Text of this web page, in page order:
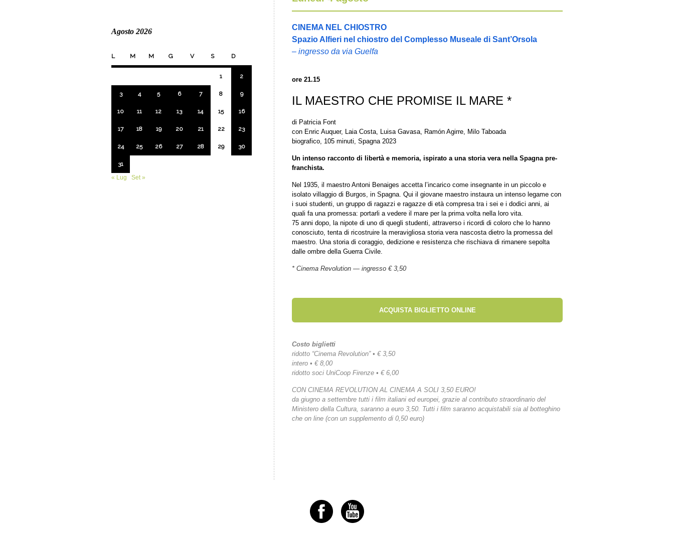
CINEMA NEL CHIOSTRO
Spazio Alfieri nel chiostro del Complesso Museale di Sant’Orsola
– ingresso da via Guelfa
ore 21.15
IL MAESTRO CHE PROMISE IL MARE *
di Patricia Font
con Enric Auquer, Laia Costa, Luisa Gavasa, Ramón Agirre, Milo Taboada
biografico, 105 minuti, Spagna 2023
Un intenso racconto di libertà e memoria, ispirato a una storia vera nella Spagna pre-
franchista.
Nel 1935, il maestro Antoni Benaiges accetta l’incarico come insegnante in un piccolo e
isolato villaggio di Burgos, in Spagna. Qui il giovane maestro instaura un intenso legame con
i suoi studenti, un gruppo di ragazzi e ragazze di età compresa tra i sei e i dodici anni, ai
quali fa una promessa: portarli a vedere il mare per la prima volta nella loro vita.
75 anni dopo, la nipote di uno di quegli studenti, attraverso i ricordi di coloro che lo hanno
conosciuto, tenta di ricostruire la meravigliosa storia vera nascosta dietro la promessa del
maestro. Una storia di coraggio, dedizione e resistenza che rischiava di rimanere sepolta
dalle ombre della Guerra Civile.
* Cinema Revolution — ingresso € 3,50
ACQUISTA BIGLIETTO ONLINE
Costo biglietti
ridotto “Cinema Revolution” • € 3,50
intero • € 8,00
ridotto soci UniCoop Firenze • € 6,00
CON CINEMA REVOLUTION AL CINEMA A SOLI 3,50 EURO!
da giugno a settembre tutti i film italiani ed europei, grazie al contributo straordinario del
Ministero della Cultura, saranno a euro 3,50. Tutti i film saranno acquistabili sia al botteghino
che on line (con un supplemento di 0,50 euro)
Agosto 2026
L M M G V S D
1 2
3 4 5 6 7 8 9
10 11 12 13 14 15 16
17 18 19 20 21 22 23
24 25 26 27 28 29 30
31
« Lug
Set »